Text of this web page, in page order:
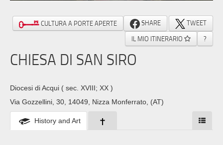
CULTURA A PORTE APERTE SHARE
TWEET
IL MIO ITINERARIO
?
CHIESA DI SAN SIRO
Diocesi di Acqui ( sec. XVIII; XX )
Via Gozzellini, 30, 14049, Nizza Monferrato, (AT)
History and Art